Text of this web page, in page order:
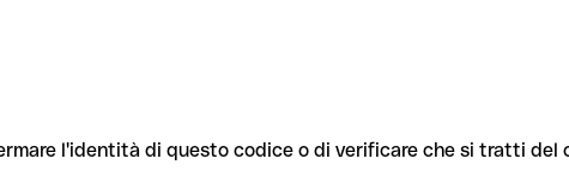
l'identità di questo codice o di verificare che si tratti